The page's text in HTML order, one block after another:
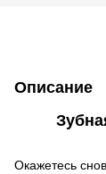
Описание
Окажетесь